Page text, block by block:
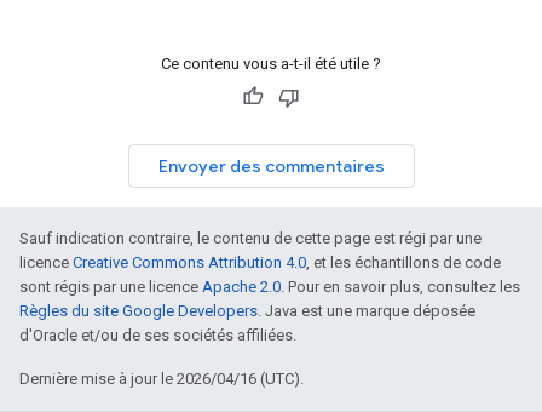
Ce contenu vous a-t-il été utile ?
Envoyer des commentaires
Sauf indication contraire, le contenu de cette page est régi par une
licence Creative Commons Attribution 4.0, et les échantillons de code
sont régis par une licence Apache 2.0. Pour en savoir plus, consultez les
Règles du site Google Developers. Java est une marque déposée
d'Oracle et/ou de ses sociétés affiliées.
Dernière mise à jour le 2026/04/16 (UTC).